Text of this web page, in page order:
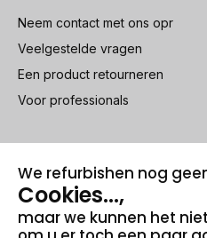
Neem contact met ons opr
Veelgestelde vragen
Een product retourneren
Voor professionals
100% beveiligde betaling